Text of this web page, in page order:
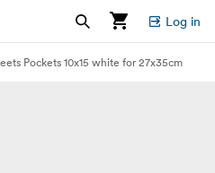
Log in
Pockets 10x15 white for 27x35cm